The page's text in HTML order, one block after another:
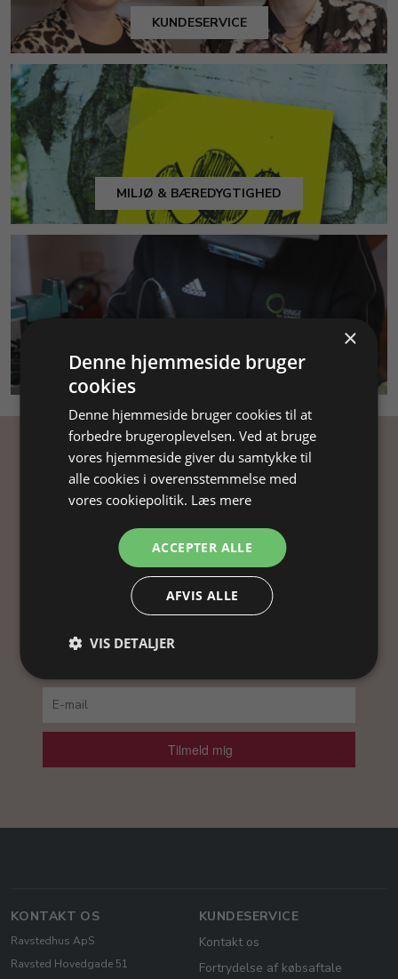
KUNDESERVICE
MILJØ & BÆREDYGTIGHED
SMYKKEKURSUS
Få inspiration
inspiration, gode tilbud og tips til din
smykkefremstilling.
Ved at tilmelde dig vores nyhedsbrev, accepterer
du vorespersondatapolitik
Tilmeld mig
KONTAKT OS
Ravstedhus ApS
Ravsted Hovedgade 51
KUNDESERVICE
Kontakt os
Fortrydelse af købsaftale
×
Denne hjemmeside bruger
cookies
Denne hjemmeside bruger cookies til at
forbedre brugeroplevelsen. Ved at bruge
vores hjemmeside giver du samtykke til
alle cookies i overensstemmelse med
vores cookiepolitik. Læs mere
ACCEPTER ALLE
AFVIS ALLE
VIS DETALJER